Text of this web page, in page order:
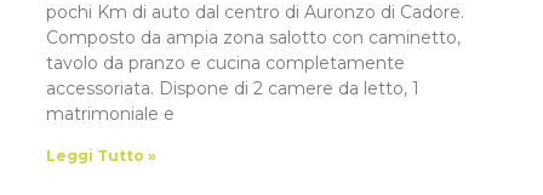
pochi Km di auto dal centro di Auronzo di Cadore.
Composto da ampia zona salotto con caminetto,
tavolo da pranzo e cucina completamente
accessoriata. Dispone di 2 camere da letto, 1
matrimoniale e
Leggi Tutto »